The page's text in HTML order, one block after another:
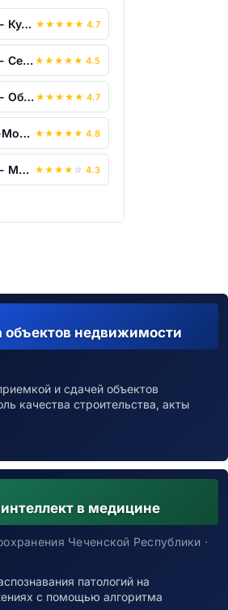
БАРС.Мониторинг - Культура ★ ★ ★ ★ ★ 4.7
БАРС.Мониторинг - Сельское хозяйство ★ ★ ★ ★ ★ 4.5
БАРС.Мониторинг - Образование ★ ★ ★ ★ ★ 4.7
БАРС.Мониторинг-Молодежная Политика, С... ★ ★ ★ ★ ★ 4.8
БАРС.Мониторинг - Медицинское Страхова... ★ ★ ★ ★ ☆ 4.3
объектов недвижимости
и сдачей объектов
качества строительства, акты
в медицине
Чеченской Республики ·
патологий на
с помощью алгоритма